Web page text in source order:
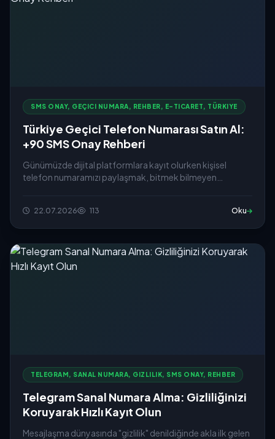
SMS ONAY, GEÇICI NUMARA, REHBER, E-TICARET, TÜRKIYE
Türkiye Geçici Telefon Numarası Satın Al:
+90 SMS Onay Rehberi
Günümüzde dijital platformlara kayıt olurken kişisel
telefon numaramızı paylaşmak, bitmek bilmeyen
22.07.2026 113 Oku
TELEGRAM, SANAL NUMARA, GIZLILIK, SMS ONAY, REHBER
Telegram Sanal Numara Alma: Gizliliğinizi
Koruyarak Hızlı Kayıt Olun
Mesajlaşma dünyasında "gizlilik" denildiğinde akla ilk gelen